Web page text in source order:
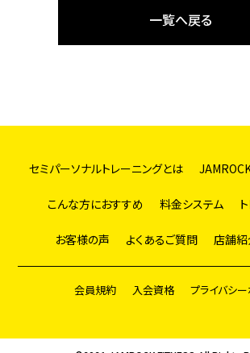
一覧へ戻る
セミパーソナルトレーニングとは
こんな方におすすめ 料金システム
お客様の声 よくあるご質問 店舗
会員規約 入会資格 プライバシ